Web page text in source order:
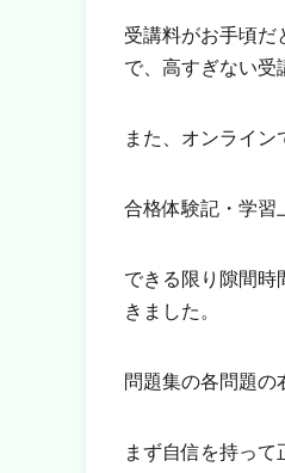
受講料がお手頃だ
で、高すぎない受
また、オンライン
合格体験記・学習
できる限り隙間時
きました。
問題集の各問題の
まず自信を持っ